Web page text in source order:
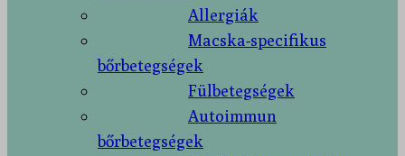
Allergiák
Macska-specifikus
bőrbetegségek
Fülbetegségek
Autoimmun
bőrbetegségek